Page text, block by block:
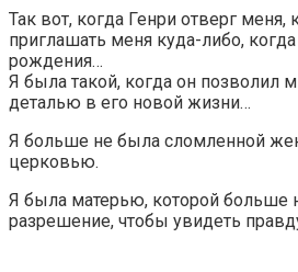
Так вот, когда Генри отверг меня,
приглашать меня куда-либо,
рождения…
Я была такой, когда он позволил
деталью в его новой жизни…
Я больше не была сломленной
церковью.
Я была матерью, которой больше
разрешение, чтобы увидеть